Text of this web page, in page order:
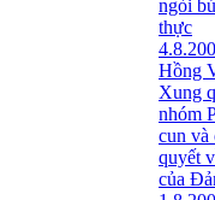
ngòi
thực
Hồng
Xung
nhóm
cun và
quyết
của